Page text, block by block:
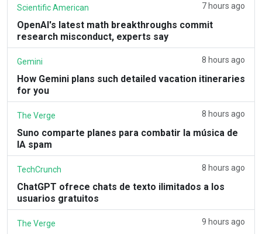
Scientific American 7 hours ago
OpenAI's latest math breakthroughs commit
research misconduct, experts say
Gemini 8 hours ago
How Gemini plans such detailed vacation itineraries
for you
The Verge 8 hours ago
Suno comparte planes para combatir la música de
IA spam
TechCrunch 8 hours ago
ChatGPT ofrece chats de texto ilimitados a los
usuarios gratuitos
The Verge 9 hours ago